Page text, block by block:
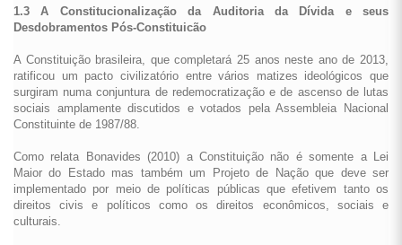
1.3 A Constitucionalização da Auditoria da Dívida e seus
Desdobramentos Pós-Constituicão
A Constituição brasileira, que completará 25 anos neste ano de 2013,
ratificou um pacto civilizatório entre vários matizes ideológicos que
surgiram numa conjuntura de redemocratização e de ascenso de lutas
sociais amplamente discutidos e votados pela Assembleia Nacional
Constituinte de 1987/88.
Como relata Bonavides (2010) a Constituição não é somente a Lei
Maior do Estado mas também um Projeto de Nação que deve ser
implementado por meio de políticas públicas que efetivem tanto os
direitos civis e políticos como os direitos econômicos, sociais e
culturais.